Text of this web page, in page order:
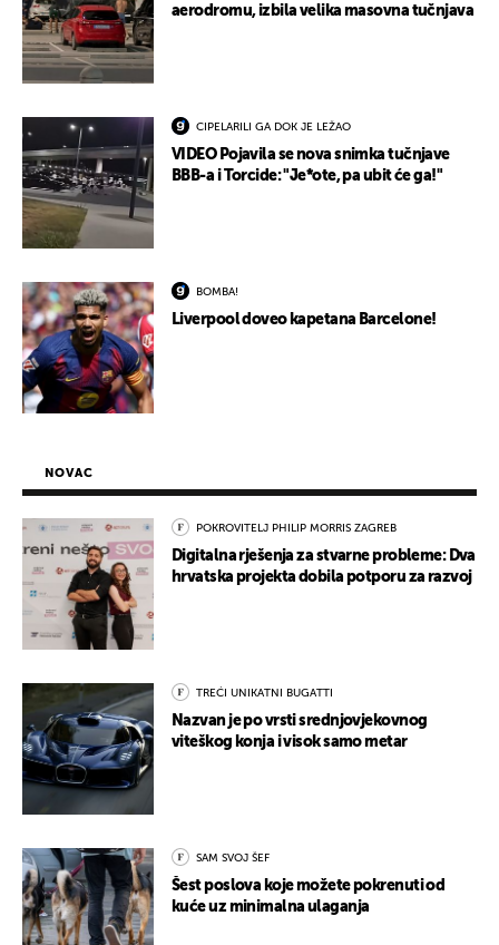
aerodromu, izbila velika masovna tučnjava
CIPELARILI GA DOK JE LEŽAO
VIDEO Pojavila se nova snimka tučnjave
BBB-a i Torcide: "Je*ote, pa ubit će ga!"
BOMBA!
Liverpool doveo kapetana Barcelone!
NOVAC
POKROVITELJ PHILIP MORRIS ZAGREB
Digitalna rješenja za stvarne probleme: Dva
hrvatska projekta dobila potporu za razvoj
TREĆI UNIKATNI BUGATTI
Nazvan je po vrsti srednjovjekovnog
viteškog konja i visok samo metar
SAM SVOJ ŠEF
Šest poslova koje možete pokrenuti od
kuće uz minimalna ulaganja